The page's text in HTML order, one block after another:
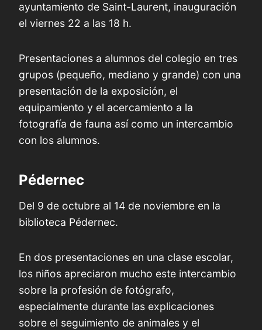
ayuntamiento de Saint-Laurent, inauguración
el viernes 22 a las 18 h.
Presentaciones a alumnos del colegio en tres
grupos (pequeño, mediano y grande) con una
presentación de la exposición, el
equipamiento y el acercamiento a la
fotografía de fauna así como un intercambio
con los alumnos.
Pédernec
Del 9 de octubre al 14 de noviembre en la
biblioteca Pédernec.
En dos presentaciones en una clase escolar,
los niños apreciaron mucho este intercambio
sobre la profesión de fotógrafo,
especialmente durante las explicaciones
sobre el seguimiento de animales y el